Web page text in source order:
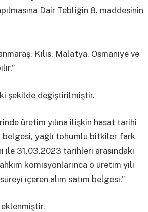
Dair Tebliğin 8. maddesinin
Kilis, Malatya, Osmaniye ve
şekilde değiştirilmiştir.
üretim yılına ilişkin hasat tarihi
belgesi, yağlı tohumlu bitkiler fark
ile 31.03.2023 tarihleri arasındaki
komisyonlarınca o üretim yılı
içeren alım satım belgesi.”